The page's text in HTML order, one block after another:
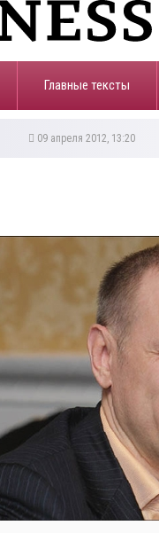
Главные тексты
09 апреля 2012, 13:20